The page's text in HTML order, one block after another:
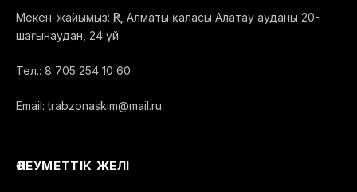
Мекен-жайымыз: ҚР, Алматы қаласы Алатау ауданы 20-
шағынаудан, 24 үй
Тел.: 8 705 254 10 60
Email: trabzonaskim@mail.ru
ӘЛЕУМЕТТІК ЖЕЛІ